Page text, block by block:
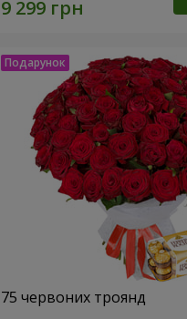
75 червоних троянд